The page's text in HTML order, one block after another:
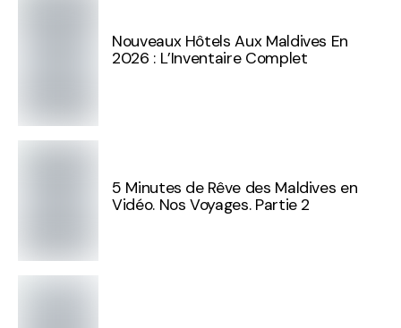
Nouveaux Hôtels Aux Maldives En
2026 : L’Inventaire Complet
5 Minutes de Rêve des Maldives en
Vidéo. Nos Voyages. Partie 2